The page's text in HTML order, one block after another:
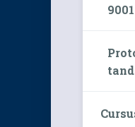
9001